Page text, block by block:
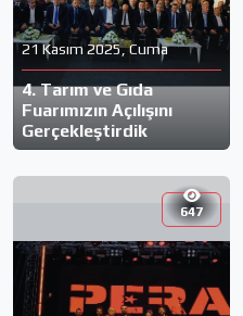
21 Kasım 2025, Cuma
4. Tarım ve Gıda
Fuarımızın Açılışını
Gerçekleştirdik
647